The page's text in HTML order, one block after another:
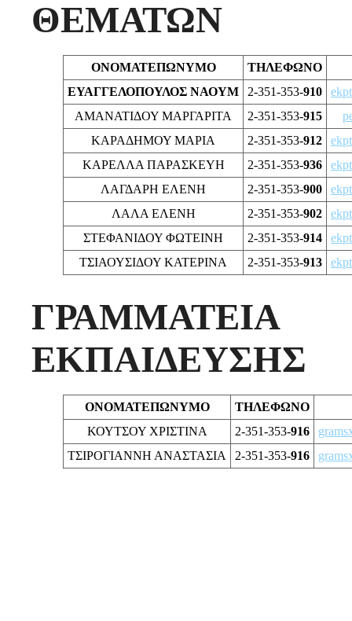
ΘΕΜΑΤΩΝ
ΟΝΟΜΑΤΕΠΩΝΥΜΟ
ΤΗΛΕΦΩΝΟ
ΕΥΑΓΓΕΛΟΠΟΥΛΟΣ ΝΑΟΥΜ
2-351-353-910
ΑΜΑΝΑΤΙΔΟΥ ΜΑΡΓΑΡΙΤΑ
2-351-353-915
ΚΑΡΑΔΗΜΟΥ ΜΑΡΙΑ
2-351-353-912
ΚΑΡΕΛΛΑ ΠΑΡΑΣΚΕΥΗ
2-351-353-936
ΛΑΓΔΑΡΗ ΕΛΕΝΗ
2-351-353-900
ΛΑΛΑ ΕΛΕΝΗ
2-351-353-902
ΣΤΕΦΑΝΙΔΟΥ ΦΩΤΕΙΝΗ
2-351-353-914
ΤΣΙΑΟΥΣΙΔΟΥ ΚΑΤΕΡΙΝΑ
2-351-353-913
ΕΚΠΑΙΔΕΥΣΗΣ
ΟΝΟΜΑΤΕΠΩΝΥΜΟ
ΤΗΛΕΦΩΝΟ
ΚΟΥΤΣΟΥ ΧΡΙΣΤΙΝΑ
2-351-353-916
ΤΣΙΡΟΓΙΑΝΝΗ ΑΝΑΣΤΑΣΙΑ
2-351-353-916